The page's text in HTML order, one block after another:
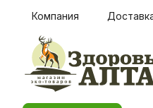
Компания